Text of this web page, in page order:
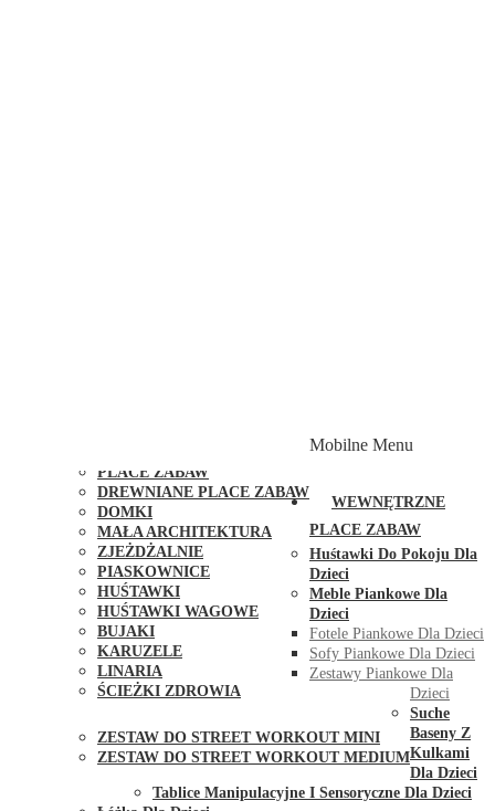
PLACE ZABAW
DREWNIANE PLACE ZABAW
DOMKI
MAŁA ARCHITEKTURA
ZJEŻDŻALNIE
PIASKOWNICE
HUŚTAWKI
HUŚTAWKI WAGOWE
BUJAKI
KARUZELE
LINARIA
ŚCIEŻKI ZDROWIA
ZESTAW DO STREET WORKOUT MINI
ZESTAW DO STREET WORKOUT MEDIUM
Mobilne Menu
WEWNĘTRZNE
PLACE ZABAW
Huśtawki Do Pokoju Dla
Dzieci
Meble Piankowe Dla
Dzieci
Fotele Piankowe Dla Dzieci
Sofy Piankowe Dla Dzieci
Zestawy Piankowe Dla
Dzieci
Suche
Baseny Z
Kulkami
Dla Dzieci
Tablice Manipulacyjne I Sensoryczne Dla Dzieci